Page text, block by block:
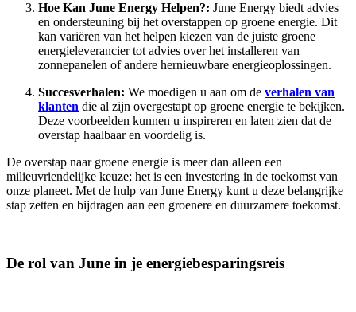
Hoe Kan June Energy Helpen?: June Energy biedt advies
en ondersteuning bij het overstappen op groene energie. Dit
kan variëren van het helpen kiezen van de juiste groene
energieleverancier tot advies over het installeren van
zonnepanelen of andere hernieuwbare energieoplossingen.
Succesverhalen: We moedigen u aan om de verhalen van
klanten die al zijn overgestapt op groene energie te bekijken.
Deze voorbeelden kunnen u inspireren en laten zien dat de
overstap haalbaar en voordelig is.
De overstap naar groene energie is meer dan alleen een
milieuvriendelijke keuze; het is een investering in de toekomst van
onze planeet. Met de hulp van June Energy kunt u deze belangrijke
stap zetten en bijdragen aan een groenere en duurzamere toekomst.
De rol van June in je energiebesparingsreis